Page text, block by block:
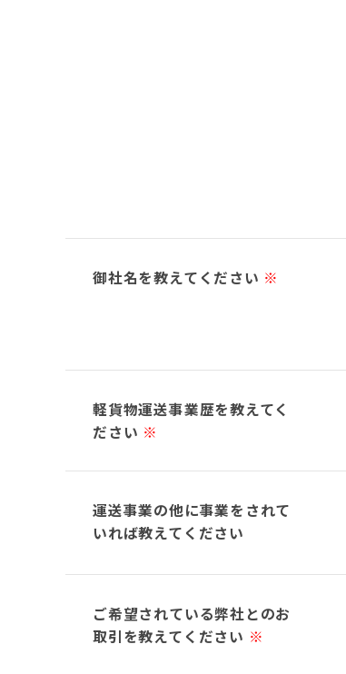
御社名を教えてください ※
軽貨物運送事業歴を教えてく
ださい ※
運送事業の他に事業をされて
いれば教えてください
ご希望されている弊社とのお
取引を教えてください ※